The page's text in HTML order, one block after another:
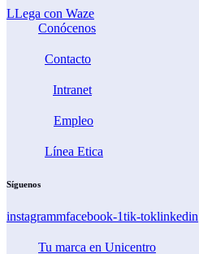
LLega con Waze
Conócenos
Contacto
Intranet
Empleo
Línea Etica
Síguenos
instagrammfacebook-1tik-toklinkedin
Tu marca en Unicentro